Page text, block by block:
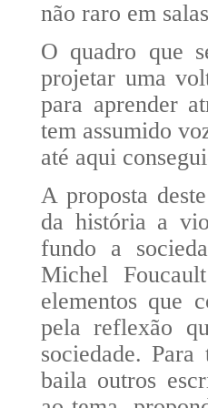
não raro em
O quadro que
projetar uma
para aprender
tem assumido
até aqui
A proposta
da história a
fundo a
Michel
elementos que
pela reflexão
sociedade.
baila outros